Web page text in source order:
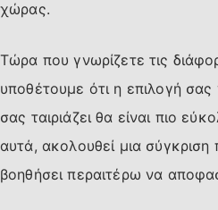
χώρας.
Τώρα που γνωρίζετε τις
υποθέτουμε ότι η επιλογή
σας ταιριάζει θα είναι πιο
αυτά, ακολουθεί μια
βοηθήσει περαιτέρω να